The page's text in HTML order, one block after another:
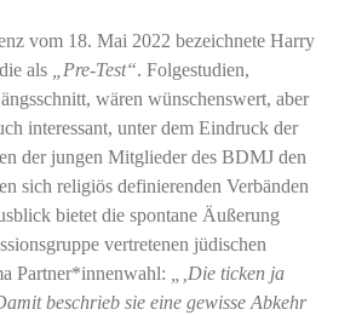
vom 18. Mai 2022 bezeichnete Harry
als „Pre-Test“. Folgestudien,
wären wünschenswert, aber
interessant, unter dem Eindruck der
der jungen Mitglieder des BDMJ den
sich religiös definierenden Verbänden
bietet die spontane Äußerung
vertretenen jüdischen
Partner*innenwahl: „‚Die ticken ja
beschrieb sie eine gewisse Abkehr